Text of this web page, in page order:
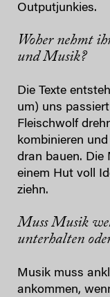
Outputjunkies.
Woher nehmt
und Musik?
Die Texte
um) uns
Fleischwolf
kombinieren
dran bauen. Die
einem Hut voll
ziehn.
Muss Musik
unterhalten
Musik muss
ankommen,